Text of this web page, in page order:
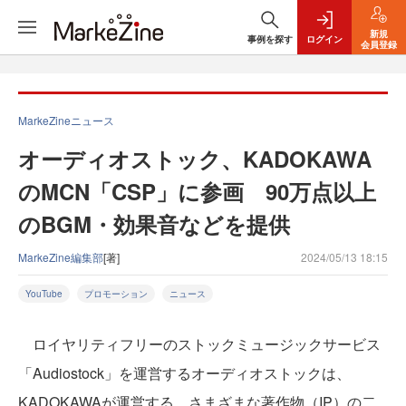
事例を探す ログイン
新規
会員登録
MarkeZineニュース
オーディオストック、KADOKAWA
のMCN「CSP」に参画 90万点以上
のBGM・効果音などを提供
MarkeZine編集部[著] 2024/05/13 18:15
YouTube プロモーション ニュース
ロイヤリティフリーのストックミュージックサービス
「Audiostock」を運営するオーディオストックは、